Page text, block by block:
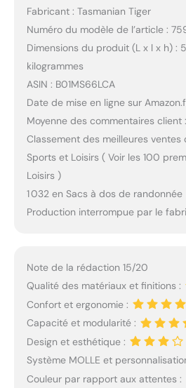
Fabricant : Tasmanian Tiger
Numéro du modèle de l’article :
Dimensions du produit (L x l x h) :
kilogrammes
ASIN : B01MS66LCA
Date de mise en ligne sur
Moyenne des commentaires client
Classement des meilleures ventes
Sports et Loisirs ( Voir les 100
Loisirs )
1 032 en Sacs à dos de randonnée
Production interrompue par le
Note de la rédaction 15/20
Qualité des matériaux et finitions :
Confort et ergonomie :
Capacité et modularité :
Design et esthétique :
Système MOLLE et
Couleur par rapport aux attentes :